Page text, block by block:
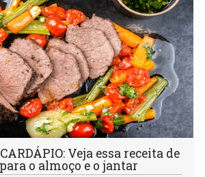
Veja essa receita de
o almoço e o jantar